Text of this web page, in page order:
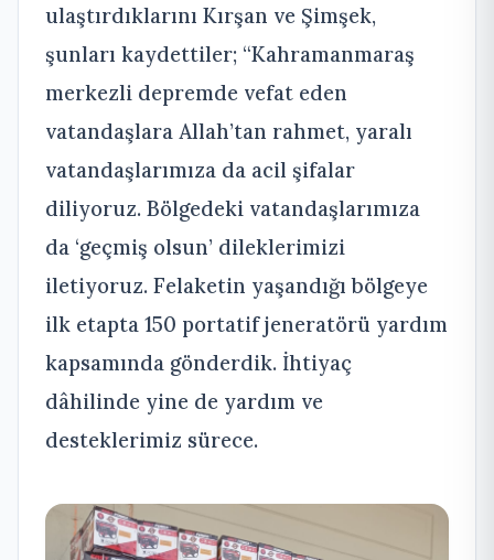
ulaştırdıklarını Kırşan ve Şimşek,
şunları kaydettiler; “Kahramanmaraş
merkezli depremde vefat eden
vatandaşlara Allah’tan rahmet, yaralı
vatandaşlarımıza da acil şifalar
diliyoruz. Bölgedeki vatandaşlarımıza
da ‘geçmiş olsun’ dileklerimizi
iletiyoruz. Felaketin yaşandığı bölgeye
ilk etapta 150 portatif jeneratörü yardım
kapsamında gönderdik. İhtiyaç
dâhilinde yine de yardım ve
desteklerimiz sürece.